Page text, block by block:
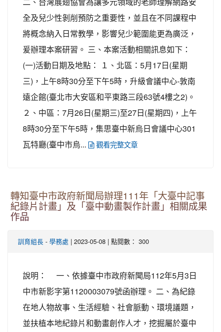
全及兒少性剝削預防之重要性，並且在不同課程中
將概念納入日常教學，影響兒少範圍能更為廣泛，
爰辦理本案研習。 三、本案活動相關訊息如下：
(一)活動日期及地點： １、北區：5月17日(星期
三)，上午8時30分至下午5時，升級會議中心-敦南
遠企館(臺北市大安區和平東路三段63號4樓之2)。
２、中區：7月26日(星期三)至27日(星期四)，上午
8時30分至下午5時，集思臺中新烏日會議中心301
瓦特廳(臺中市烏...
觀看完整文章
轉知臺中市政府新聞局辦理111年「大臺中記事
紀錄片計畫」及「臺中動畫製作計畫」相關成果
作品
訓育組長 - 學務處 | 2023-05-08 | 點閱數： 300
說明： 一、依據臺中市政府新聞局112年5月3日
中市新影字第1120003079號函辦理。 二、為紀錄
在地人物故事、生活經驗、社會脈動、環境議題，
並扶植本地紀錄片和動畫創作人才，挖掘屬於臺中